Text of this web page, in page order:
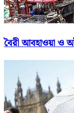
বৈরী আবহাওয়া ও